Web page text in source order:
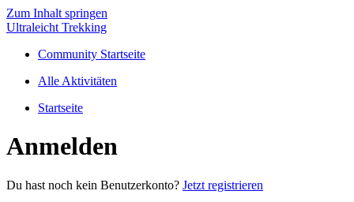
Zum Inhalt springen
Ultraleicht Trekking
Community Startseite
Alle Aktivitäten
Startseite
Anmelden
Du hast noch kein Benutzerkonto? Jetzt registrieren